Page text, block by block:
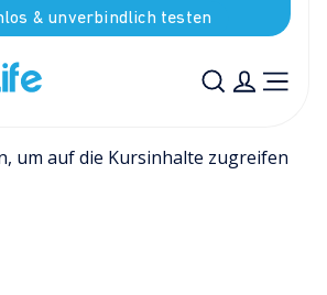
& unverbindlich testen
um auf die Kursinhalte zugreifen